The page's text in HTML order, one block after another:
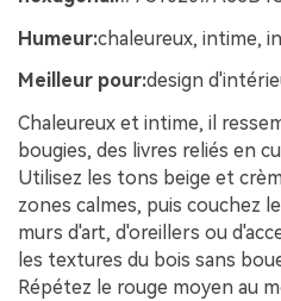
Humeur:chaleureux, intime,
Meilleur pour:design
Chaleureux et intime, il
bougies, des livres reliés en
Utilisez les tons beige et
zones calmes, puis couchez
murs d'art, d'oreillers ou
les textures du bois sans
Répétez le rouge moyen au